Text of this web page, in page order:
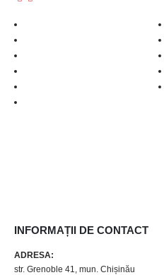
INFORMAȚII DE CONTACT
ADRESA:
str. Grenoble 41, mun. Chișinău